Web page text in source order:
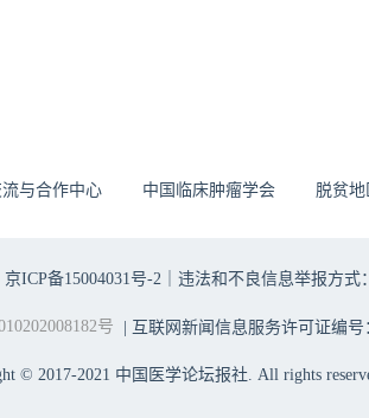
与合作中心 中国临床肿瘤学会 脱贫
京ICP备15004031号-2｜违法和不良信息举报方式
号 | 互联网新闻信息服务许可证编号
© 2017-2021 中国医学论坛报社. All rights